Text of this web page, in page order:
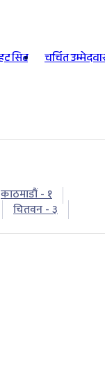
सिट चर्चित
काठमाडौं - १
चितवन - ३